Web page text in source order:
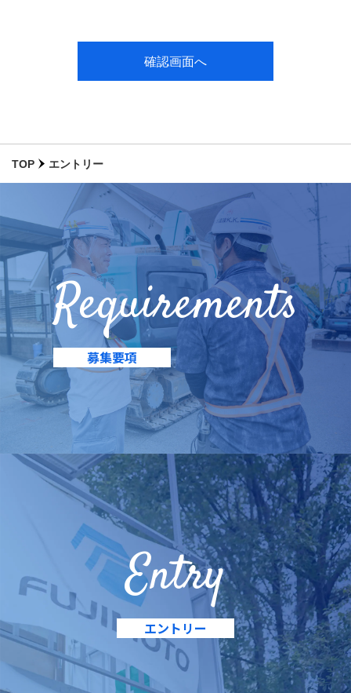
・お客さまが希望されるサービスを行なうために当社が業
務を委託する業者に対して開示する場合
・法令に基づき開示することが必要である場合
個人情報の安全対策
当社は、個人情報の正確性及び安全性確保のために、セキ
ュリティに万全の対策を講じています。
ご本人の照会
お客さまがご本人の個人情報の照会・修正・削除などをご
希望される場合には、ご本人であることを確認の上、対応
させていただきます。
法令、規範の遵守と見直し
当社は、保有する個人情報に関して適用される日本の法
令、その他規範を遵守するとともに、本ポリシーの内容を
適宜見直し、その改善に努めます。
お問い合わせ
当社の個人情報の取扱に関するお問い合せは下記までご連
絡ください。
藤本建設株式会社
〒470-0343
愛知県豊田市浄水町伊保原465番地1
TEL：0565-45-1812 FAX：0565-45-7364
e-mail:recruit@fujimoto.ne.jp
TOP エントリー
Requirements
募集要項
Entry
エントリー